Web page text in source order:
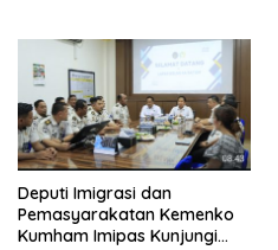
Deputi Imigrasi dan
Pemasyarakatan Kemenko
Kumham Imipas Kunjungi